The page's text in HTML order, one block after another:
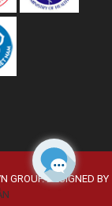
GROUP. DESIGNED BY